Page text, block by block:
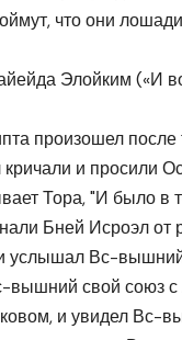
что они
Элойким («И
произошел после
и просили
Тора, "И было в
Бней Исроэл от
услышал Вс-
вышний свой союз
и увидел Вс-